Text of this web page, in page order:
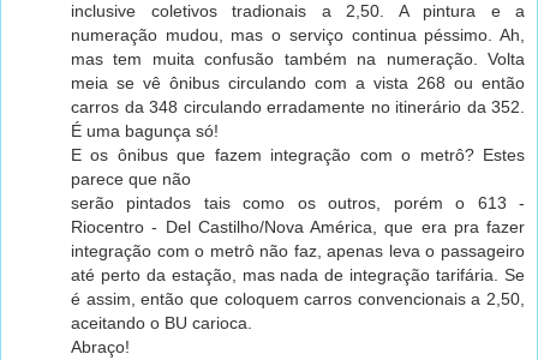
inclusive coletivos tradionais a 2,50. A pintura e a
numeração mudou, mas o serviço continua péssimo. Ah,
mas tem muita confusão também na numeração. Volta
meia se vê ônibus circulando com a vista 268 ou então
carros da 348 circulando erradamente no itinerário da 352.
É uma bagunça só!
E os ônibus que fazem integração com o metrô? Estes
parece que não
serão pintados tais como os outros, porém o 613 -
Riocentro - Del Castilho/Nova América, que era pra fazer
integração com o metrô não faz, apenas leva o passageiro
até perto da estação, mas nada de integração tarifária. Se
é assim, então que coloquem carros convencionais a 2,50,
aceitando o BU carioca.
Abraço!